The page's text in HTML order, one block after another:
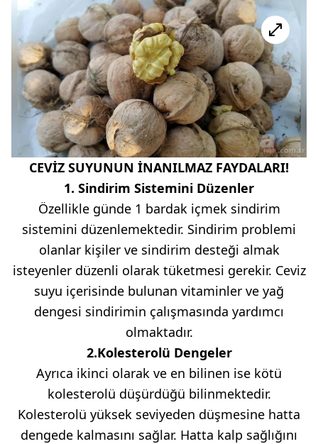
CEVİZ SUYUNUN İNANILMAZ FAYDALARI!
1. Sindirim Sistemini Düzenler
Özellikle günde 1 bardak içmek sindirim
sistemini düzenlemektedir. Sindirim problemi
olanlar kişiler ve sindirim desteği almak
isteyenler düzenli olarak tüketmesi gerekir. Ceviz
suyu içerisinde bulunan vitaminler ve yağ
dengesi sindirimin çalışmasında yardımcı
olmaktadır.
2.Kolesterolü Dengeler
Ayrıca ikinci olarak ve en bilinen ise kötü
kolesterolü düşürdüğü bilinmektedir.
Kolesterolü yüksek seviyeden düşmesine hatta
dengede kalmasını sağlar. Hatta kalp sağlığını